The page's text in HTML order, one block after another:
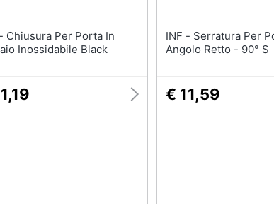
In
Inossidabile Black
INF - Serratura Per Porta Ad
Angolo Retto - 90° S
€ 11,59